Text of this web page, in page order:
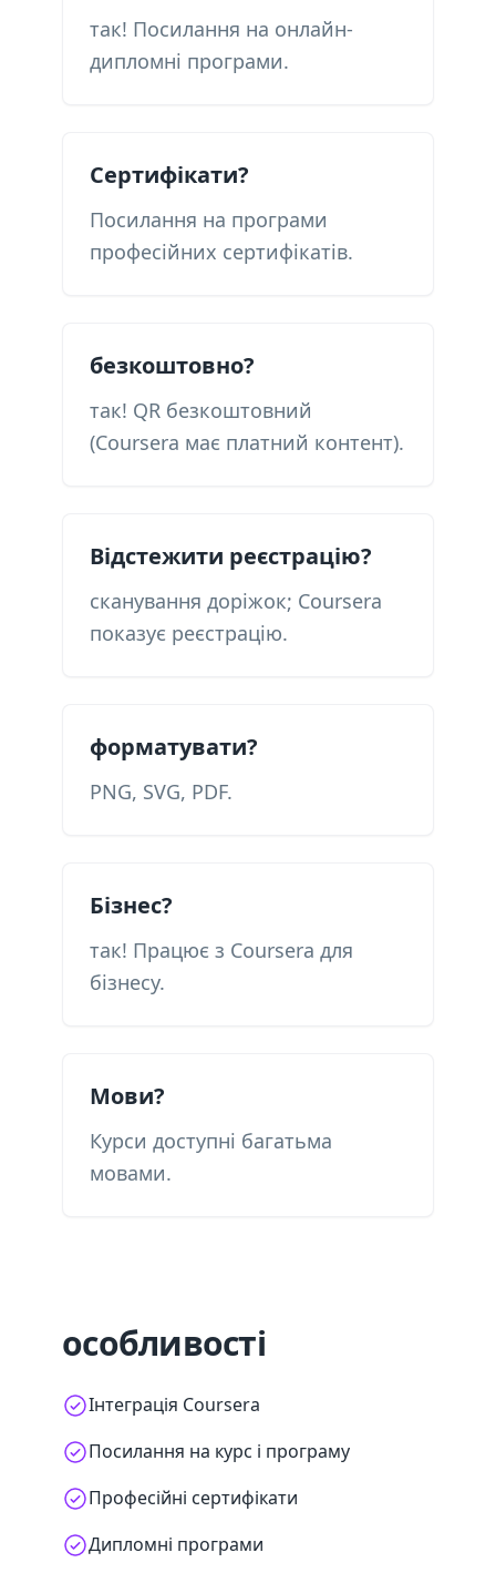
так! Посилання на онлайн-
дипломні програми.
Сертифікати?
Посилання на програми
професійних сертифікатів.
безкоштовно?
так! QR безкоштовний
(Coursera має платний контент).
Відстежити реєстрацію?
сканування доріжок; Coursera
показує реєстрацію.
форматувати?
PNG, SVG, PDF.
Бізнес?
так! Працює з Coursera для
бізнесу.
Мови?
Курси доступні багатьма
мовами.
особливості
Інтеграція Coursera
Посилання на курс і програму
Професійні сертифікати
Дипломні програми